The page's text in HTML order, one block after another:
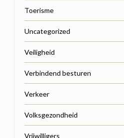
Toerisme
Uncategorized
Veiligheid
Verbindend besturen
Verkeer
Volksgezondheid
Vrijwilligers